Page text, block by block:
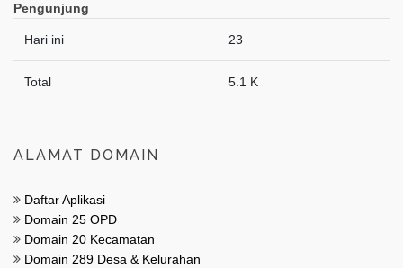
Pengunjung
Hari ini 23
Total 5.1 K
ALAMAT DOMAIN
Daftar Aplikasi
Domain 25 OPD
Domain 20 Kecamatan
Domain 289 Desa & Kelurahan